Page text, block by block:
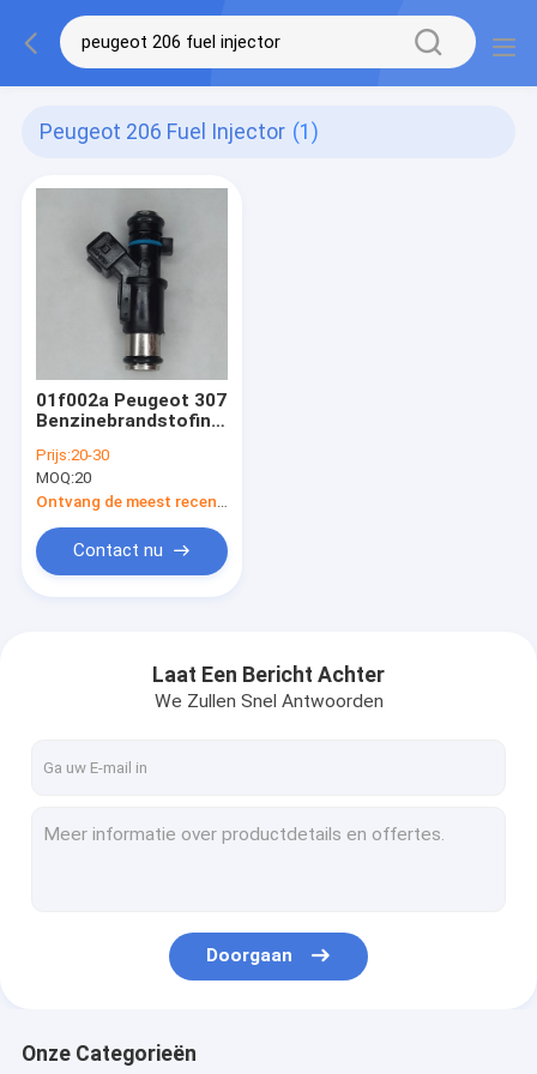
Peugeot 206 Fuel Injector (1)
01f002a Peugeot 307
Benzinebrandstofinjector
1007 Partner 1,4
Prijs:20-30
MOQ:20
Contact nu
Laat Een Bericht Achter
We Zullen Snel Antwoorden
Doorgaan
Onze Categorieën